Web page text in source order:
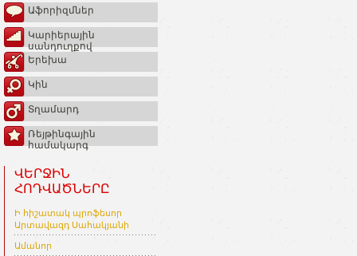
Աֆորիզմներ
Կարիերային
սանդուղքով
Երեխա
Կին
Տղամարդ
Ռեյթինգային
համակարգ
ՎԵՐՋԻՆ
ՀՈԴՎԱԾՆԵՐԸ
Ի հիշատակ պրոֆեսոր
Արտավազդ Սահակյանի
Ամանոր